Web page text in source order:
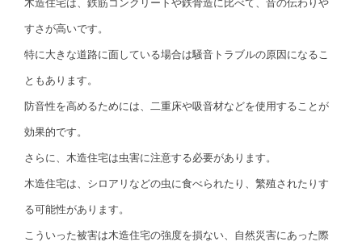
木造住宅は、鉄筋コンクリートや鉄骨造に比べて、音の伝わりや
すさが高いです。
特に大きな道路に面している場合は騒音トラブルの原因になるこ
ともあります。
防音性を高めるためには、二重床や吸音材などを使用することが
効果的です。
さらに、木造住宅は虫害に注意する必要があります。
木造住宅は、シロアリなどの虫に食べられたり、繁殖されたりす
る可能性があります。
こういった被害は木造住宅の強度を損ない、自然災害にあった際